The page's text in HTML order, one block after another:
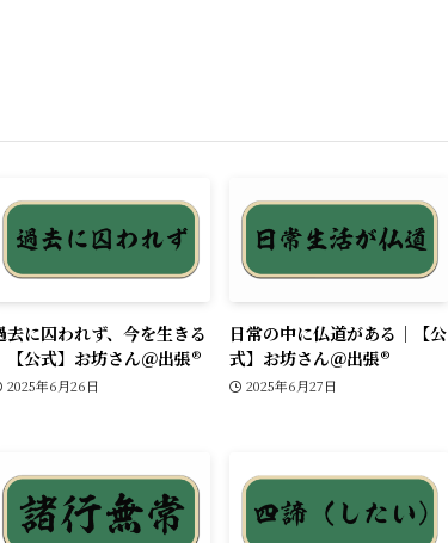
去に囚われず、今を生きる
｜【公式】お坊さん＠出張®︎
2025年6月26日
日常の中に仏道がある｜【公
式】お坊さん＠出張®︎
2025年6月27日